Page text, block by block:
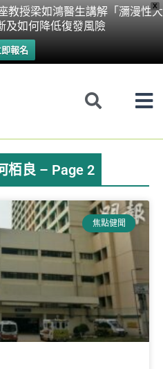
X
教授梁如鴻醫生講解「瀰漫性大
及如何降低復發風險
報名
栢良 – Page 2
焦點健聞
Page Page